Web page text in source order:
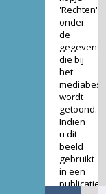
'Rechten'
onder
de
gegevens
die bij
het
wordt
getoond.
Indien
u dit
beeld
gebruikt
in een
publicatie,